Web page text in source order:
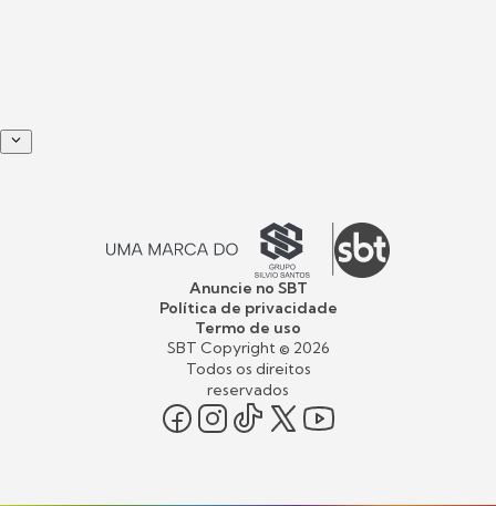
Anuncie no SBT
Política de privacidade
Termo de uso
SBT Copyright © 2026
Todos os direitos
reservados